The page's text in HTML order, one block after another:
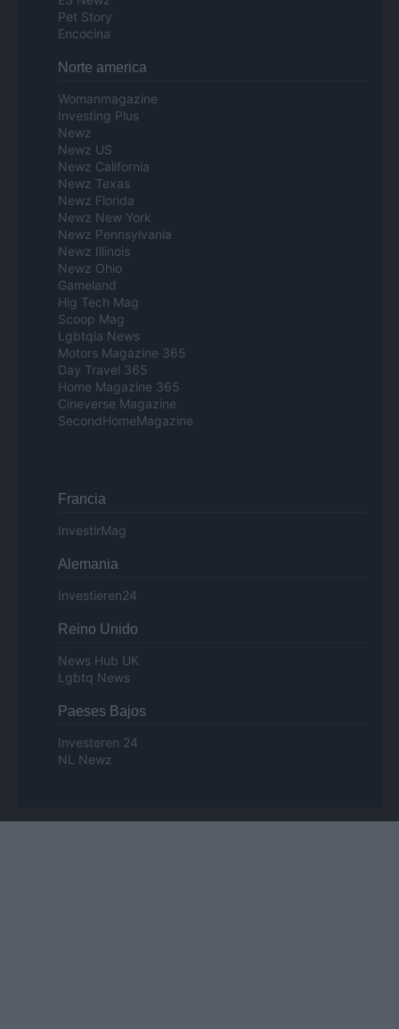
Pet Story
Encocina
Norte america
Womanmagazine
Investing Plus
Newz
Newz US
Newz California
Newz Texas
Newz Florida
Newz New York
Newz Pennsylvania
Newz Illinois
Newz Ohio
Gameland
Hig Tech Mag
Scoop Mag
Lgbtqia News
Motors Magazine 365
Day Travel 365
Home Magazine 365
Cineverse Magazine
SecondHomeMagazine
Francia
InvestirMag
Alemania
Investieren24
Reino Unido
News Hub UK
Lgbtq News
Paeses Bajos
Investeren 24
NL Newz